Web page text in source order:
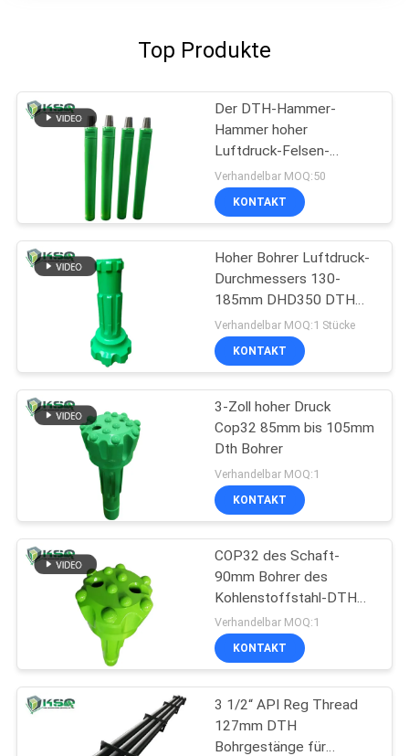
Top Produkte
Der DTH-Hammer-
Hammer hoher
Luftdruck-Felsen-
startender Wasser-
Brunnenbohrungs-DTH
Verhandelbar MOQ:50
KONTAKT
Hoher Bohrer Luftdruck-
Durchmessers 130-
185mm DHD350 DTH
für Felsen-Bohrung
Verhandelbar MOQ:1 Stücke
KONTAKT
3-Zoll hoher Druck
Cop32 85mm bis 105mm
Dth Bohrer
Verhandelbar MOQ:1
KONTAKT
COP32 des Schaft-
90mm Bohrer des
Kohlenstoffstahl-DTH
für Bergbau-und Bau-
Bohrung
Verhandelbar MOQ:1
KONTAKT
3 1/2“ API Reg Thread
127mm DTH
Bohrgestänge für